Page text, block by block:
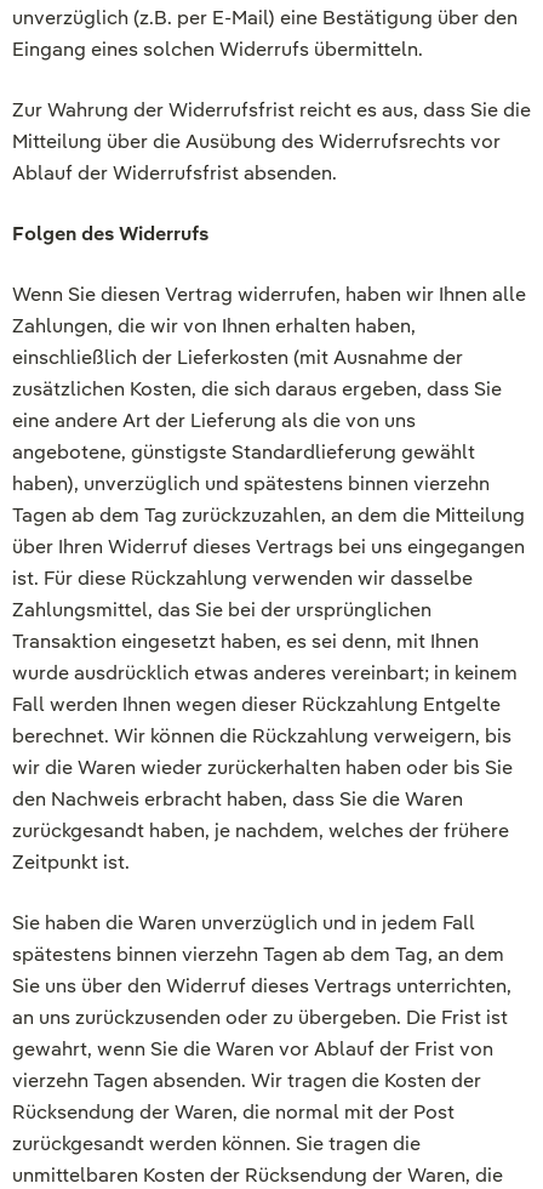
unverzüglich (z.B. per E-Mail) eine Bestätigung über den
Eingang eines solchen Widerrufs übermitteln.
Zur Wahrung der Widerrufsfrist reicht es aus, dass Sie die
Mitteilung über die Ausübung des Widerrufsrechts vor
Ablauf der Widerrufsfrist absenden.
Folgen des Widerrufs
Wenn Sie diesen Vertrag widerrufen, haben wir Ihnen alle
Zahlungen, die wir von Ihnen erhalten haben,
einschließlich der Lieferkosten (mit Ausnahme der
zusätzlichen Kosten, die sich daraus ergeben, dass Sie
eine andere Art der Lieferung als die von uns
angebotene, günstigste Standardlieferung gewählt
haben), unverzüglich und spätestens binnen vierzehn
Tagen ab dem Tag zurückzuzahlen, an dem die Mitteilung
über Ihren Widerruf dieses Vertrags bei uns eingegangen
ist. Für diese Rückzahlung verwenden wir dasselbe
Zahlungsmittel, das Sie bei der ursprünglichen
Transaktion eingesetzt haben, es sei denn, mit Ihnen
wurde ausdrücklich etwas anderes vereinbart; in keinem
Fall werden Ihnen wegen dieser Rückzahlung Entgelte
berechnet. Wir können die Rückzahlung verweigern, bis
wir die Waren wieder zurückerhalten haben oder bis Sie
den Nachweis erbracht haben, dass Sie die Waren
zurückgesandt haben, je nachdem, welches der frühere
Zeitpunkt ist.
Sie haben die Waren unverzüglich und in jedem Fall
spätestens binnen vierzehn Tagen ab dem Tag, an dem
Sie uns über den Widerruf dieses Vertrags unterrichten,
an uns zurückzusenden oder zu übergeben. Die Frist ist
gewahrt, wenn Sie die Waren vor Ablauf der Frist von
vierzehn Tagen absenden. Wir tragen die Kosten der
Rücksendung der Waren, die normal mit der Post
zurückgesandt werden können. Sie tragen die
unmittelbaren Kosten der Rücksendung der Waren, die